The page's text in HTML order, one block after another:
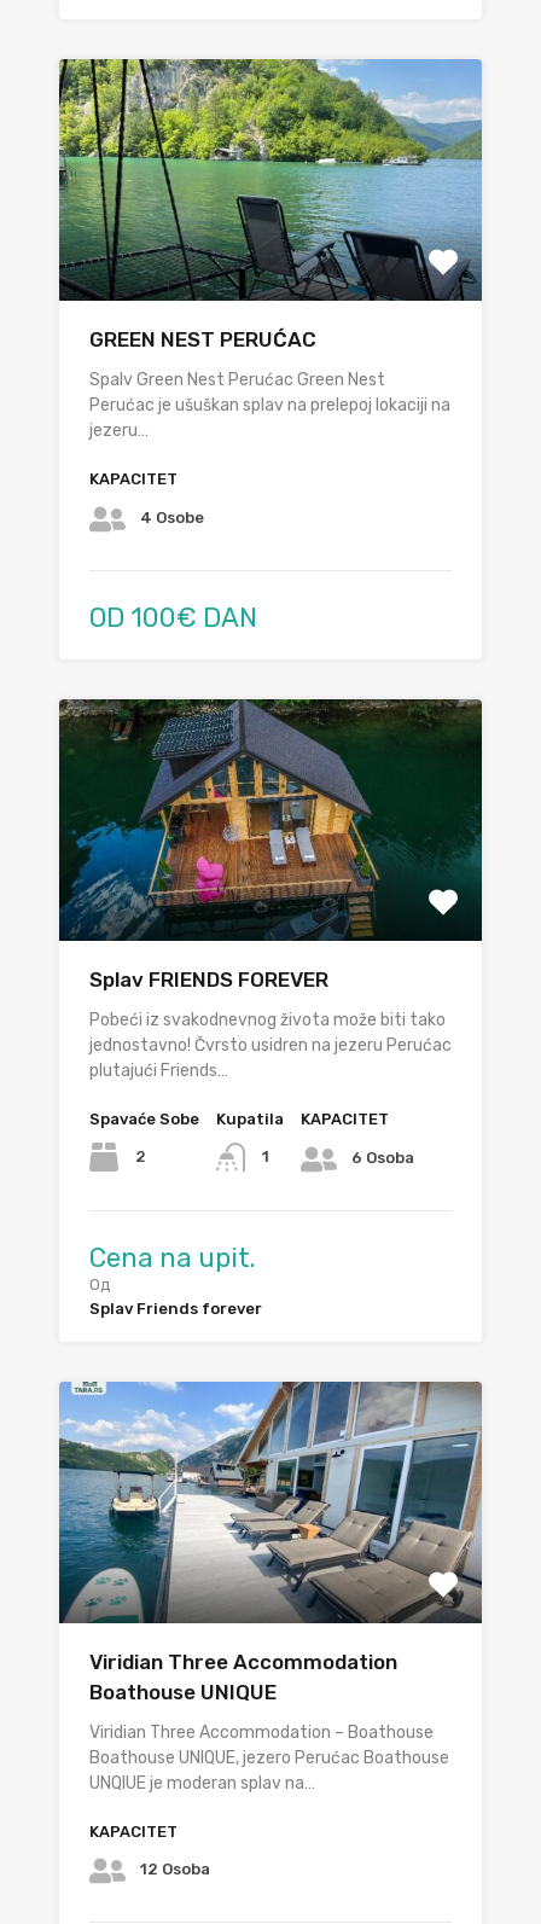
GREEN NEST PERUĆAC
Spalv Green Nest Perućac Green Nest
Perućac je ušuškan splav na prelepoj lokaciji na
jezeru…
KAPACITET
4 Osobe
OD 100€ DAN
Splav FRIENDS FOREVER
Pobeći iz svakodnevnog života može biti tako
jednostavno! Čvrsto usidren na jezeru Perućac
plutajući Friends…
Spavaće Sobe
2
Kupatila
1
KAPACITET
6 Osoba
Cena na upit.
Од
Splav Friends forever
⁠Viridian Three Accommodation
Boathouse UNIQUE
Viridian Three Accommodation – Boathouse
Boathouse UNIQUE, jezero Perućac Boathouse
UNQIUE je moderan splav na…
KAPACITET
12 Osoba